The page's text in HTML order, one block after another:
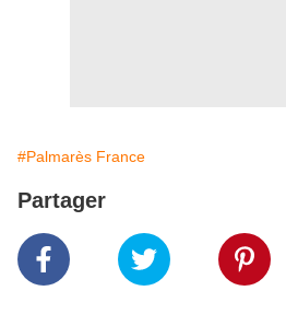
#Palmarès France
Partager